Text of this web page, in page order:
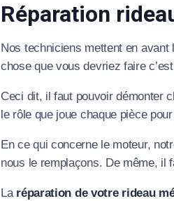
Réparation
Nos techniciens mettent en
chose que vous devriez faire
Ceci dit, il faut pouvoir démonter
le rôle que joue chaque pièce
En ce qui concerne le moteur,
nous le remplaçons. De même, il
La réparation de votre rideau